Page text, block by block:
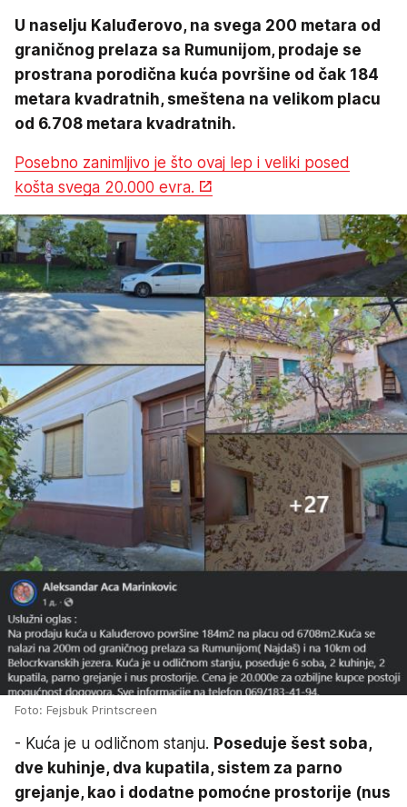
U naselju Kaluđerovo, na svega 200 metara od
graničnog prelaza sa Rumunijom, prodaje se
prostrana porodična kuća površine od čak 184
metara kvadratnih, smeštena na velikom placu
od 6.708 metara kvadratnih.
Posebno zanimljivo je što ovaj lep i veliki posed
košta svega 20.000 evra.
Foto: Fejsbuk Printscreen
- Kuća je u odličnom stanju. Poseduje šest soba,
dve kuhinje, dva kupatila, sistem za parno
grejanje, kao i dodatne pomoćne prostorije (nus